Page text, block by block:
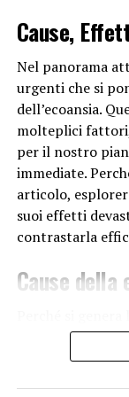
Queste
sanguigno,
elettroliti,
muscolari.
I crampi alle
fattori esterni,
l’esposizione al
consumo di alcol
Come
Per alleviare i
alcune misure
ricca di
riscaldamento
Cause,
Nel panorama
urgenti che si
dell’ecoansia.
molteplici
per il nostro
immediate.
articolo,
suoi effetti
contrastarla
Cause della
una serie di
industriali che